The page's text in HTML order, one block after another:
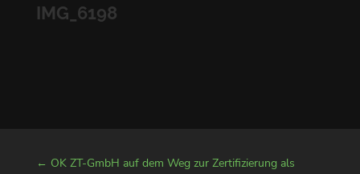
IMG_6198
← OK ZT-GmbH auf dem Weg zur Zertifizierung als